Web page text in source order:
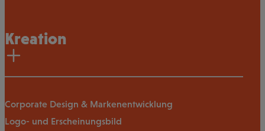
Kreation
Corporate Design & Markenentwicklung
Logo- und Erscheinungsbild